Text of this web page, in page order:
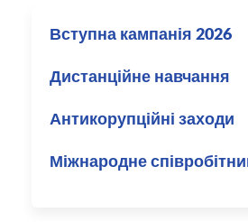
Вступна кампанія 2026
Дистанційне навчання
Антикорупційні заходи
Міжнародне